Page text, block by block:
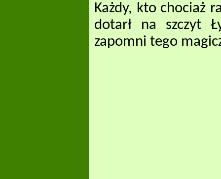
Każdy, kto chociaż
dotarł na szczyt
zapomni tego